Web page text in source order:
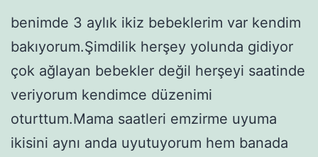
benimde 3 aylık ikiz bebeklerim var kendim
bakıyorum.Şimdilik herşey yolunda gidiyor
çok ağlayan bebekler değil herşeyi saatinde
veriyorum kendimce düzenimi
oturttum.Mama saatleri emzirme uyuma
ikisini aynı anda uyutuyorum hem banada